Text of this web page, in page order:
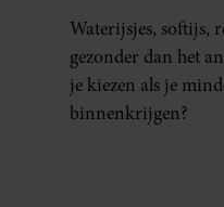
Waterijsjes, softijs,
gezonder dan het
je kiezen als je
binnenkrijgen?